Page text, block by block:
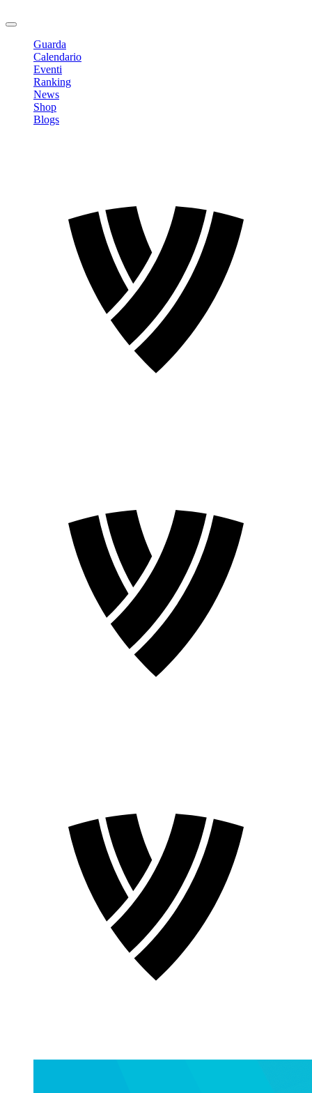
Guarda
Calendario
Eventi
Ranking
News
Shop
Blogs